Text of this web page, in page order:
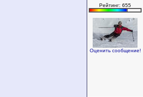
Рейтинг: 655
Оценить сообщение!